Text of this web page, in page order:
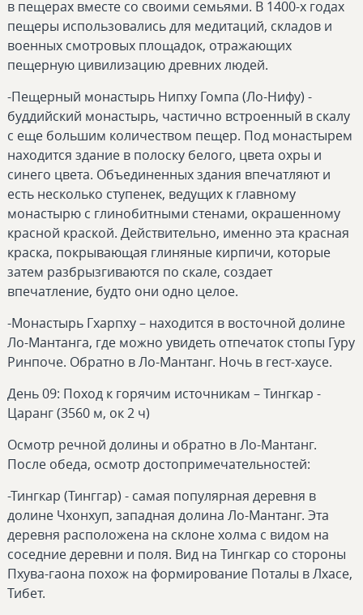
в пещерах вместе со своими семьями. В 1400-х годах
пещеры использовались для медитаций, складов и
военных смотровых площадок, отражающих
пещерную цивилизацию древних людей.
-Пещерный монастырь Нипху Гомпа (Ло-Нифу) -
буддийский монастырь, частично встроенный в скалу
с еще большим количеством пещер. Под монастырем
находится здание в полоску белого, цвета охры и
синего цвета. Объединенных здания впечатляют и
есть несколько ступенек, ведущих к главному
монастырю с глинобитными стенами, окрашенному
красной краской. Действительно, именно эта красная
краска, покрывающая глиняные кирпичи, которые
затем разбрызгиваются по скале, создает
впечатление, будто они одно целое.
-Монастырь Гхарпху – находится в восточной долине
Ло-Mантанга, где можно увидеть отпечаток стопы Гуру
Ринпоче. Обратно в Ло-Мантанг. Ночь в гест-хаусе.
День 09: Поход к горячим источникам – Тингкар -
Царанг (3560 м, ок 2 ч)
Осмотр речной долины и обратно в Ло-Мантанг.
После обеда, осмотр достопримечательностей:
-Тингкар (Тинггар) - самая популярная деревня в
долине Чхонхуп, западная долина Ло-Мантанг. Эта
деревня расположена на склоне холма с видом на
соседние деревни и поля. Вид на Тингкар со стороны
Пхува-гаона похож на формирование Поталы в Лхасе,
Тибет.